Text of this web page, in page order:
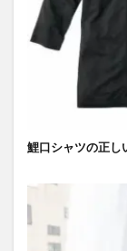
鯉口シャツの正し